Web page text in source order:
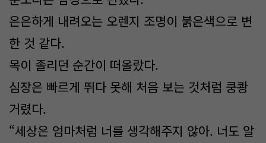
은은하게 내려오는 오렌지 조명이 붉은색으로 변
한 것 같다.
목이 졸리던 순간이 떠올랐다.
심장은 빠르게 뛰다 못해 처음 보는 것처럼 쿵쾅
거렸다.
“세상은 엄마처럼 너를 생각해주지 않아. 너도 알